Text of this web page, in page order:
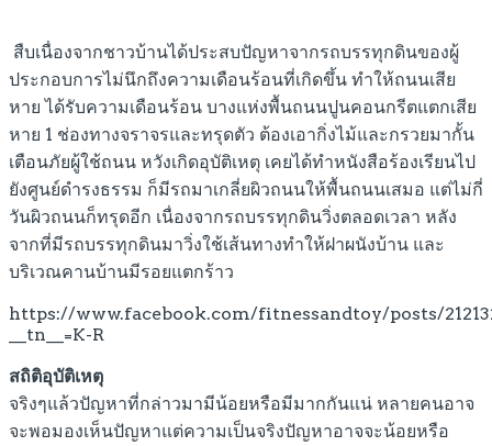
สืบเนื่องจากชาวบ้านได้ประสบปัญหาจากรถบรรทุกดินของผู้
ประกอบการไม่นึกถึงความเดือนร้อนที่เกิดขึ้น ทำให้ถนนเสีย
หาย ได้รับความเดือนร้อน บางแห่งพื้นถนนปูนคอนกรีตแตกเสีย
หาย 1 ช่องทางจราจรและทรุดตัว ต้องเอากิ่งไม้และกรวยมากั้น
เตือนภัยผู้ใช้ถนน หวังเกิดอุบัติเหตุ เคยได้ทำหนังสือร้องเรียนไป
ยังศูนย์ดำรงธรรม ก็มีรถมาเกลี่ยผิวถนนให้พื้นถนนเสมอ แต่ไม่กี่
วันผิวถนนก็ทรุดอีก เนื่องจากรถบรรทุกดินวิ่งตลอดเวลา หลัง
จากที่มีรถบรรทุกดินมาวิ่งใช้เส้นทางทำให้ฝาผนังบ้าน และ
บริเวณคานบ้านมีรอยแตกร้าว
https://www.facebook.com/fitnessandtoy/posts/
__tn__=K-R
สถิติอุบัติเหตุ
จริงๆแล้วปัญหาที่กล่าวมามีน้อยหรือมีมากกันแน่ หลายคนอาจ
จะพอมองเห็นปัญหาแต่ความเป็นจริงปัญหาอาจจะน้อยหรือ